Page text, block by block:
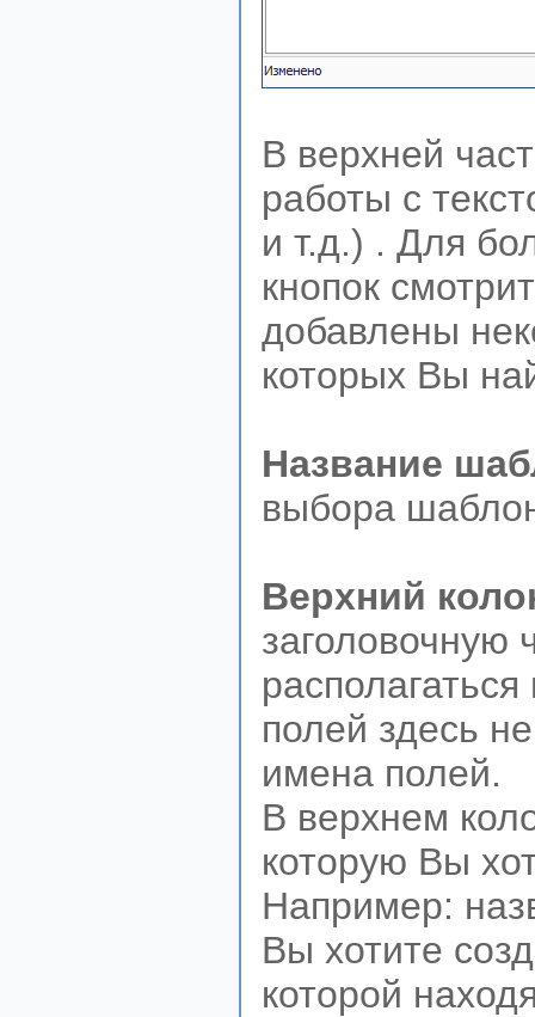
В верхней
работы с
и т.д.) . Для
кнопок
добавлены
которых Вы
Название
выбора
Верхний
заголовочную
полей здесь
имена полей.
В верхнем
которую Вы
Например:
Вы хотите
которой